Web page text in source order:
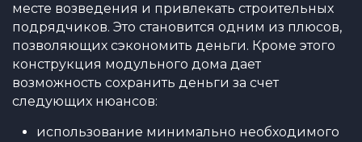
месте возведения и привлекать строительных
подрядчиков. Это становится одним из плюсов,
позволяющих сэкономить деньги. Кроме этого
конструкция модульного дома дает
возможность сохранить деньги за счет
следующих нюансов:
использование минимально необходимого